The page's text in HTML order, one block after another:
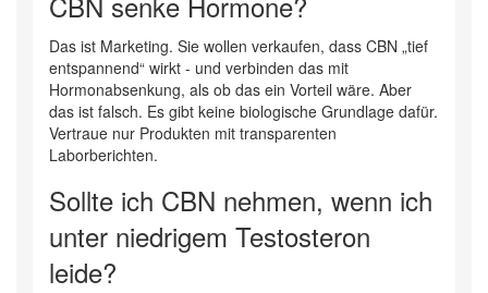
Das ist Marketing. Sie wollen verkaufen, dass CBN „tief
entspannend“ wirkt - und verbinden das mit
Hormonabsenkung, als ob das ein Vorteil wäre. Aber
das ist falsch. Es gibt keine biologische Grundlage dafür.
Vertraue nur Produkten mit transparenten
Laborberichten.
Sollte ich CBN nehmen, wenn ich
unter niedrigem Testosteron
leide?